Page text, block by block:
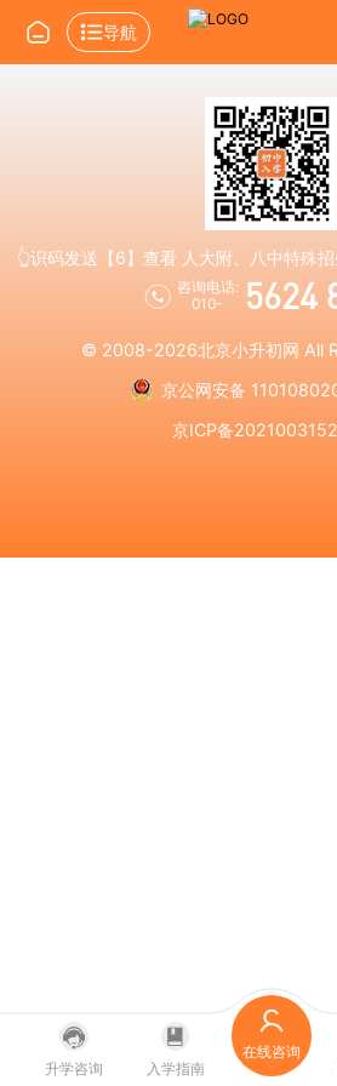
导航
👆识码发送【6】查看 人大附、八中特殊
咨询电话:
010-
5624
© 2008-2026北京小升初网 All
京公网安备
京ICP备
升学咨询 入学指南
在线咨询